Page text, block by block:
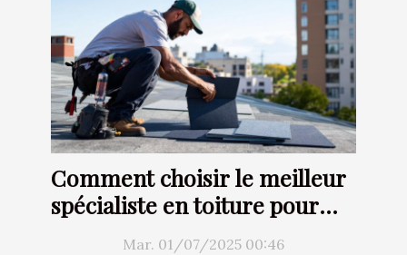
Comment choisir le meilleur
spécialiste en toiture pour
votre rénovation ?
Mar. 01/07/2025 00:46